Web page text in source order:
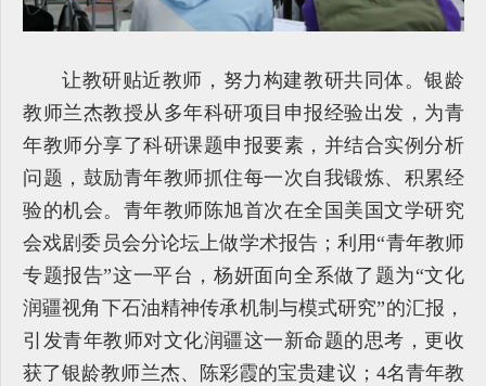
让教研贴近教师，努力构建教研共同体。银龄
教师兰杰教授从多年科研项目申报经验出发，为青
年教师分享了科研课题申报要素，并结合实例分析
问题，鼓励青年教师抓住每一次自我锻炼、积累经
验的机会。青年教师陈旭首次在全国美国文学研究
会戏剧委员会分论坛上做学术报告；利用“青年教师
专题报告”这一平台，杨妍面向全系做了题为“文化
润疆视角下石油精神传承机制与模式研究”的汇报，
引发青年教师对文化润疆这一新命题的思考，更收
获了银龄教师兰杰、陈彩霞的宝贵建议；4名青年教